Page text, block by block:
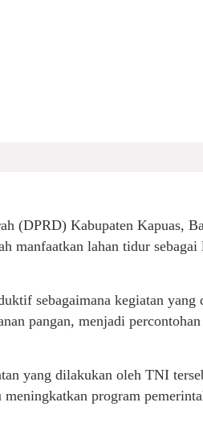
(DPRD) Kabupaten Kapuas,
manfaatkan lahan tidur sebagai
sebagaimana kegiatan yang
pangan, menjadi
yang dilakukan oleh TNI
program